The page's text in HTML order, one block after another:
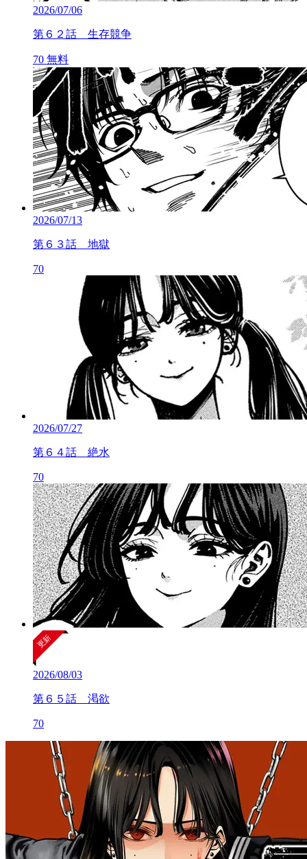
2026/07/06
第６２話 生存競争
70 無料
2026/07/13
第６３話 地獄
70
2026/07/27
第６４話 絶水
70
2026/08/03
第６５話 渇欲
70